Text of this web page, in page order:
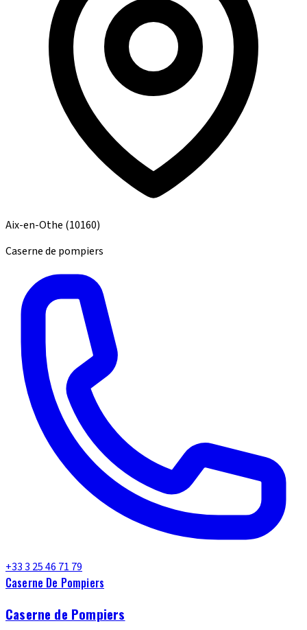
Aix-en-Othe (10160)
Caserne de pompiers
+33 3 25 46 71 79
Caserne De Pompiers
Caserne de Pompiers